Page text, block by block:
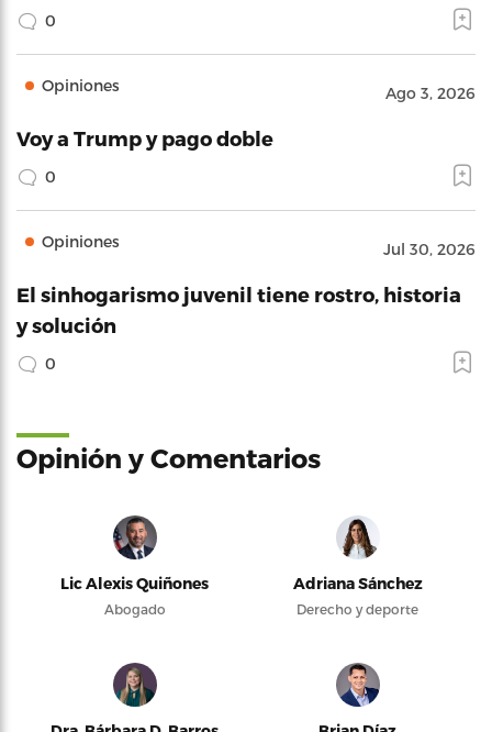
0
Opiniones Ago 3, 2026
Voy a Trump y pago doble
0
Opiniones Jul 30, 2026
El sinhogarismo juvenil tiene rostro, historia
y solución
0
Opinión y Comentarios
Lic Alexis Quiñones
Abogado
Adriana Sánchez
Derecho y deporte